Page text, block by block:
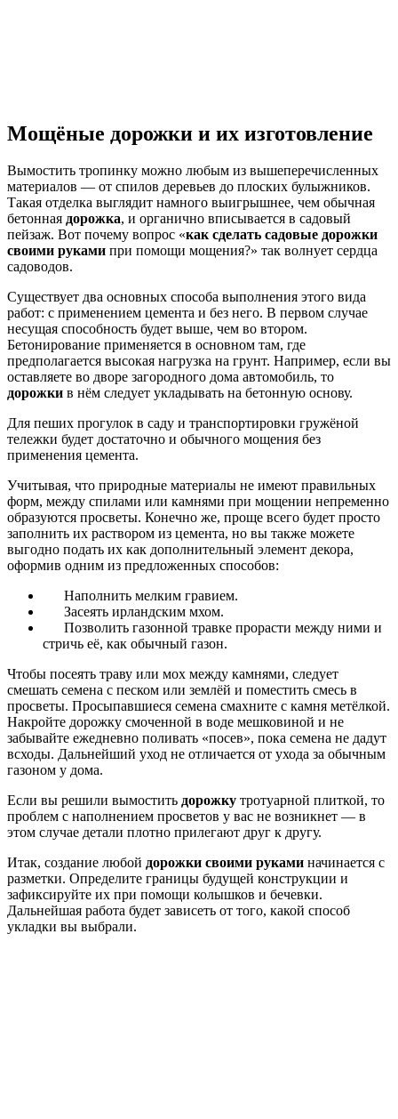
Мощёные дорожки и их изготовление
Вымостить тропинку можно любым из вышеперечисленных
материалов ― от спилов деревьев до плоских булыжников.
Такая отделка выглядит намного выигрышнее, чем обычная
бетонная дорожка, и органично вписывается в садовый
пейзаж. Вот почему вопрос «как сделать садовые дорожки
своими руками при помощи мощения?» так волнует сердца
садоводов.
Существует два основных способа выполнения этого вида
работ: с применением цемента и без него. В первом случае
несущая способность будет выше, чем во втором.
Бетонирование применяется в основном там, где
предполагается высокая нагрузка на грунт. Например, если вы
оставляете во дворе загородного дома автомобиль, то
дорожки в нём следует укладывать на бетонную основу.
Для пеших прогулок в саду и транспортировки гружёной
тележки будет достаточно и обычного мощения без
применения цемента.
Учитывая, что природные материалы не имеют правильных
форм, между спилами или камнями при мощении непременно
образуются просветы. Конечно же, проще всего будет просто
заполнить их раствором из цемента, но вы также можете
выгодно подать их как дополнительный элемент декора,
оформив одним из предложенных способов:
Наполнить мелким гравием.
Засеять ирландским мхом.
Позволить газонной травке прорасти между ними и
стричь её, как обычный газон.
Чтобы посеять траву или мох между камнями, следует
смешать семена с песком или землёй и поместить смесь в
просветы. Просыпавшиеся семена смахните с камня метёлкой.
Накройте дорожку смоченной в воде мешковиной и не
забывайте ежедневно поливать «посев», пока семена не дадут
всходы. Дальнейший уход не отличается от ухода за обычным
газоном у дома.
Если вы решили вымостить дорожку тротуарной плиткой, то
проблем с наполнением просветов у вас не возникнет ― в
этом случае детали плотно прилегают друг к другу.
Итак, создание любой дорожки своими руками начинается с
разметки. Определите границы будущей конструкции и
зафиксируйте их при помощи колышков и бечевки.
Дальнейшая работа будет зависеть от того, какой способ
укладки вы выбрали.